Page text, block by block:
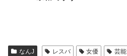
なんJ レスバ 女優 芸能